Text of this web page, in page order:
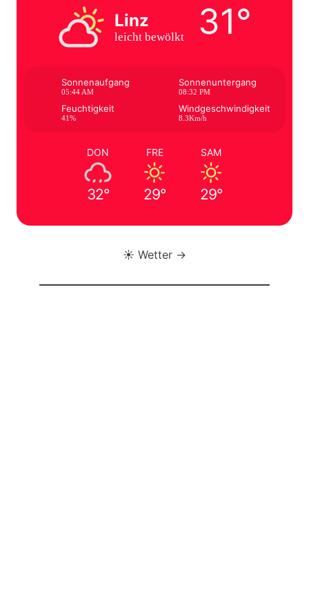
Linz
leicht bewölkt 31°
Sonnenaufgang
05:44 AM
Sonnenuntergang
08:32 PM
Feuchtigkeit
41%
Windgeschwindigkeit
8.3Km/h
DON
32°
FRE
29°
SAM
29°
☀️ Wetter →